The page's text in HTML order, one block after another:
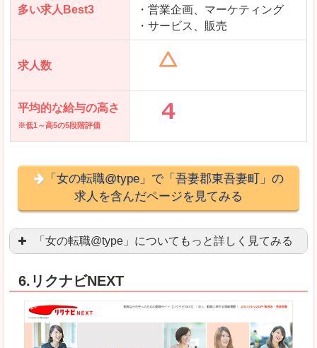
多い求人Best3
・営業企画、マーケティング
・サービス、販売
求人数
平均的な給与の高さ
※低1～高5の5段階評価
「女の転職@type」で「吾妻郡東吾妻町」の
求人を含んだページを見てみる
「女の転職@type」についてもっと詳しく見てみる
良いところ
正社員求人が約80％、正社員で長く働きたい方に
働く女のワーク＆ライフマガジン「woman type
6.リクナビNEXT